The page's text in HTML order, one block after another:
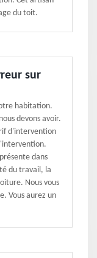
du toit.
sur
habitation.
devons avoir.
d'intervention
dans
du travail, la
Nous vous
Vous aurez un